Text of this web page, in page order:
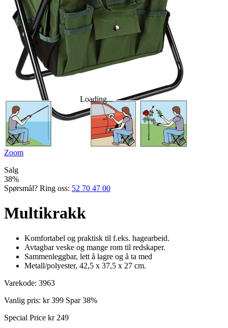
Zoom
Salg
38%
Spørsmål? Ring oss: 52 70 47 00
Multikrakk
Komfortabel og praktisk til f.eks. hagearbeid.
Avtagbar veske og mange rom til redskaper.
Sammenlegg­bar, lett å lagre og å ta med
Metall/polyester, 42,5 x 37,5 x 27 cm.
Varekode: 3963
Vanlig pris: kr 399 Spar 38%
Special Price kr 249